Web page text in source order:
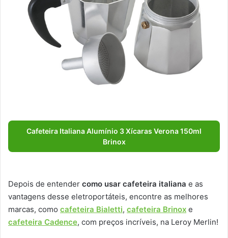
Cafeteira Italiana Alumínio 3 Xícaras Verona 150ml
Brinox
Depois de entender como usar cafeteira italiana e as
vantagens desse eletroportáteis, encontre as melhores
marcas, como cafeteira Bialetti, cafeteira Brinox e
cafeteira Cadence, com preços incríveis, na Leroy Merlin!